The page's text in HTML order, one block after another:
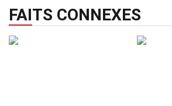
FAITS CONNEXES